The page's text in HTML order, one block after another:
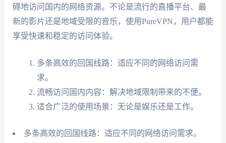
碍地访问国内的网络资源。不论是流行的直播平台、最
新的影片还是地域受限的音乐，使用PureVPN，用户都能
享受快速和稳定的访问体验。
多条高效的回国线路：适应不同的网络访问需
求。
流畅访问国内内容：解决地域限制带来的不便。
适合广泛的使用场景：无论是娱乐还是工作。
多条高效的回国线路：适应不同的网络访问需求。